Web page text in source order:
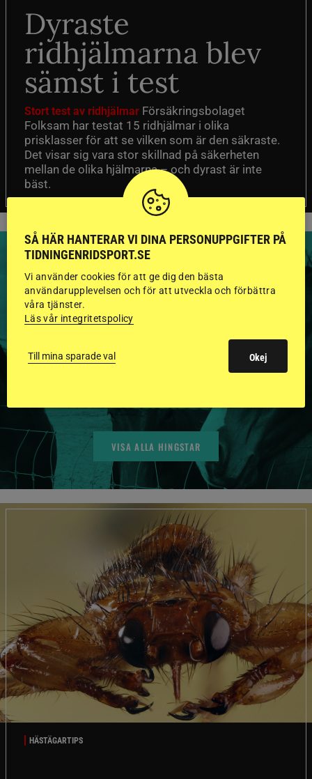
Dyraste
ridhjälmarna blev
sämst i test
Stort test av ridhjälmar Försäkringsbolaget
Folksam har testat 15 ridhjälmar i olika
prisklasser för att se vilken som är den säkraste.
Det visar sig vara stor skillnad på säkerheten
mellan de olika hjälmarna – och dyrast är inte
bäst.
GODKÄNDA HINGSTAR I
FLERA KATEGORIER MED
VISA ALLA HINGSTAR
HÄSTÄGARTIPS
SÅ HÄR HANTERAR VI DINA PERSONUPPGIFTER PÅ
TIDNINGENRIDSPORT.SE
Vi använder cookies för att ge dig den bästa
användarupplevelsen och för att utveckla och förbättra
våra tjänster.
Läs vår integritetspolicy
Till mina sparade val Okej